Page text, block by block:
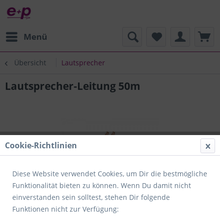
Menü
Übersicht Lautsprecher
Lautsprecher-Leitung 50m
Cookie-Richtlinien
Diese Website verwendet Cookies, um Dir die bestmögliche
Funktionalität bieten zu können. Wenn Du damit nicht
einverstanden sein solltest, stehen Dir folgende
Funktionen nicht zur Verfügung: